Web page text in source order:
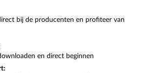
bij de producenten en profiteer van
en direct beginnen